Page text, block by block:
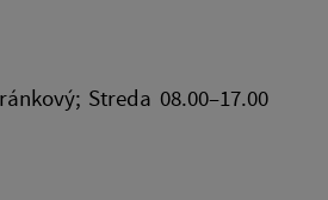
Streda 08.00–17.00